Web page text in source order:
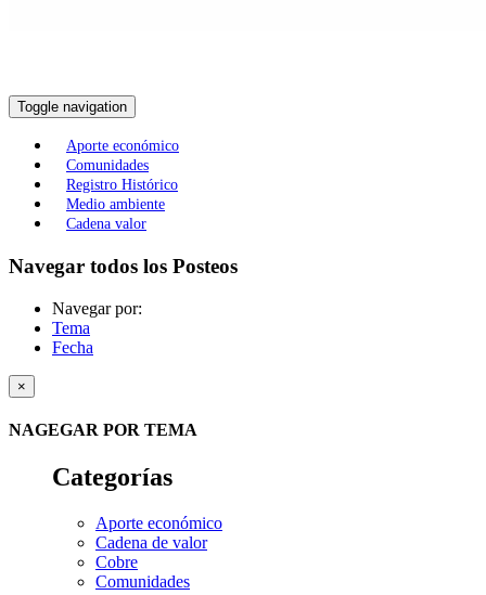
Toggle navigation
Aporte económico
Comunidades
Registro Histórico
Medio ambiente
Cadena valor
Navegar todos los Posteos
Navegar por:
Tema
Fecha
×
NAGEGAR POR TEMA
Categorías
Aporte económico
Cadena de valor
Cobre
Comunidades